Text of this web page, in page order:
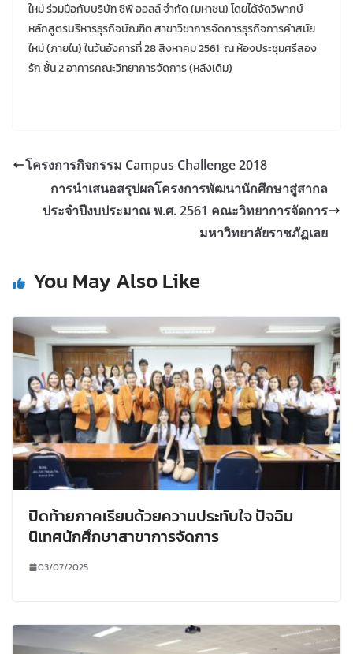
ใหม่ ร่วมมือกับบริษัท ซีพี ออลล์ จำกัด (มหาชน) โดยได้จัดวิพากษ์
หลักสูตรบริหารธุรกิจบัณฑิต สาขาวิชาการจัดการธุรกิจการค้าสมัย
ใหม่ (ภายใน) ในวันอังคารที่ 28 สิงหาคม 2561 ณ ห้องประชุมศรีสอง
รัก ชั้น 2 อาคารคณะวิทยาการจัดการ (หลังเดิม)
โครงการกิจกรรม Campus Challenge 2018
การนำเสนอสรุปผลโครงการพัฒนานักศึกษาสู่สากล
ประจำปีงบประมาณ พ.ศ. 2561 คณะวิทยาการจัดการ
มหาวิทยาลัยราชภัฏเลย
You May Also Like
ปิดท้ายภาคเรียนด้วยความประทับใจ ปัจฉิม
นิเทศนักศึกษาสาขาการจัดการ
03/07/2025